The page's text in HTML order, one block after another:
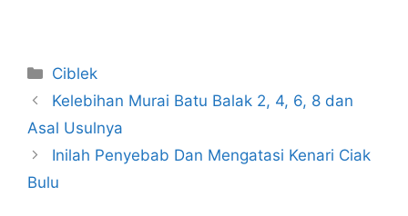
Categories
Ciblek
Kelebihan Murai Batu Balak 2, 4, 6, 8 dan
Asal Usulnya
Inilah Penyebab Dan Mengatasi Kenari Ciak
Bulu